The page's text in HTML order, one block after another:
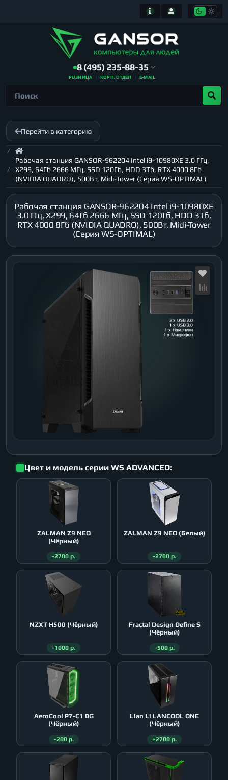
8 (495) 235-88-35
РОЗНИЦА КОРП. ОТДЕЛ E-MAIL
Перейти в категорию
Рабочая станция GANSOR-962204 Intel i9-10980XE 3.0 ГГц,
X299, 64Гб 2666 МГц, SSD 120Гб, HDD 3Тб, RTX 4000 8Гб
(NVIDIA QUADRO), 500Вт, Midi-Tower (Серия WS-OPTIMAL)
Рабочая станция GANSOR-962204 Intel i9-10980XE
3.0 ГГц, X299, 64Гб 2666 МГц, SSD 120Гб, HDD 3Тб,
RTX 4000 8Гб (NVIDIA QUADRO), 500Вт, Midi-Tower
(Серия WS-OPTIMAL)
Цвет и модель серии WS ADVANCED:
ZALMAN Z9 NEO
(Чёрный)
-2700 р.
ZALMAN Z9 NEO (Белый)
-2700 р.
NZXT H500 (Чёрный)
-1000 р.
Fractal Design Define S
(Чёрный)
-500 р.
AeroСool P7-C1 BG
(Чёрный)
-200 р.
Lian Li LANCOOL ONE
(Чёрный)
+2700 р.